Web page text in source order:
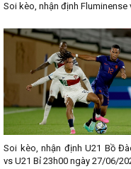
Soi kèo, nhận định
Soi kèo, nhận định U21 Bồ
vs U21 Bỉ 23h00 ngày 27/06/